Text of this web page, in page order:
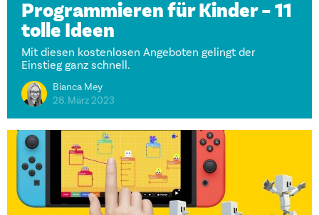
Programmieren für Kinder – 11
tolle Ideen
Mit diesen kostenlosen Angeboten gelingt der
Einstieg ganz schnell.
Bianca Mey
28. März 2023